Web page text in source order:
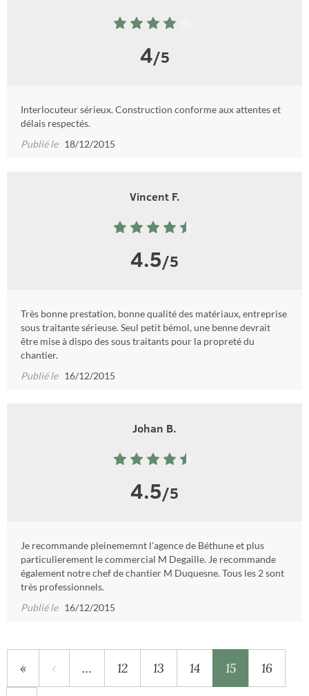
4/5
Interlocuteur sérieux. Construction conforme aux attentes et
délais respectés.
Publié le 18/12/2015
Vincent F.
4.5/5
Très bonne prestation, bonne qualité des matériaux, entreprise
sous traitante sérieuse. Seul petit bémol, une benne devrait
être mise à dispo des sous traitants pour la propreté du
chantier.
Publié le 16/12/2015
Johan B.
4.5/5
Je recommande pleinememnt l'agence de Béthune et plus
particulierement le commercial M Degaille. Je recommande
également notre chef de chantier M Duquesne. Tous les 2 sont
très professionnels.
Publié le 16/12/2015
« ‹ … 12 13 14 15 16